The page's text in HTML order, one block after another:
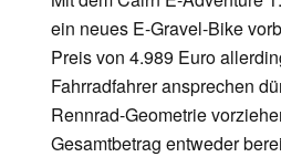
ein neues E-Gravel-Bike
Preis von 4.989 Euro
Fahrradfahrer ansprechen
Rennrad-Geometrie
Gesamtbetrag entweder